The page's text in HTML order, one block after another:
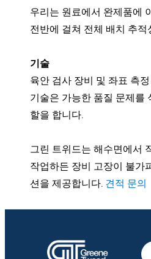
우리는 원료에서 완제품에
전반에 걸쳐 전체 배치 추적
기술
육안 검사 장비 및 좌표 측
기술은 가능한 품질 문제를
할을 합니다.
그린 트위드는 해수면에서
작업하든 장비 고장이 불가
션을 제공합니다. 견적 문의